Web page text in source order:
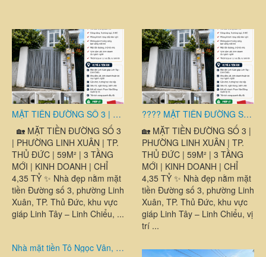
MẶT TIỀN ĐƯỜNG SỐ 3 | PHƯỜNG LINH XUÂN | TP. THỦ ĐỨC | 59M² | 3 TẦNG MỚI | KINH DOANH | CHỈ 4,35 TỶ
🏡 MẶT TIỀN ĐƯỜNG SỐ 3
| PHƯỜNG LINH XUÂN | TP.
THỦ ĐỨC | 59M² | 3 TẦNG
MỚI | KINH DOANH | CHỈ
4,35 TỶ ✨ Nhà đẹp nằm mặt
tiền Đường số 3, phường Linh
Xuân, TP. Thủ Đức, khu vực
giáp Linh Tây – Linh Chiểu, ...
???? MẶT TIỀN ĐƯỜNG SỐ 3 | PHƯỜNG LINH XUÂN | TP. THỦ ĐỨC | 59M² | 3 TẦNG MỚI | KINH DOANH | CHỈ 4,35 TỶ
🏡 MẶT TIỀN ĐƯỜNG SỐ 3 |
PHƯỜNG LINH XUÂN | TP.
THỦ ĐỨC | 59M² | 3 TẦNG
MỚI | KINH DOANH | CHỈ
4,35 TỶ ✨ Nhà đẹp nằm mặt
tiền Đường số 3, phường Linh
Xuân, TP. Thủ Đức, khu vực
giáp Linh Tây – Linh Chiểu, vị
trí ...
Nhà mặt tiền Tô Ngọc Vân, phường Linh Xuân, TP. HCM | DT 59m2 đất | Nhà mặt tiền kinh doanh | giá 9,3 tỷ | Luân nhà phố 0879 6789 71